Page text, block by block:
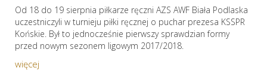
Od 18 do 19 sierpnia piłkarze ręczni AZS AWF Biała Podlaska
uczestniczyli w turnieju piłki ręcznej o puchar prezesa KSSPR
Końskie. Był to jednocześnie pierwszy sprawdzian formy
przed nowym sezonem ligowym 2017/2018.
więcej